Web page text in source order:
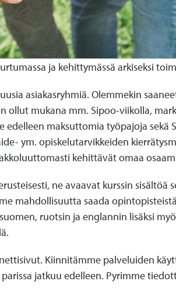
ja kehittymässä arkiseksi
asiakasryhmiä. Olemmekin
mukana mm. Sipoo-viikolla,
edelleen maksuttomia työpajoja
ym. opiskelutarvikkeiden
kehittävät omaa
ne avaavat kurssin sisältöä
mahdollisuutta saada
ruotsin ja englannin lisäksi
Kiinnitämme palveluiden
jatkuu edelleen. Pyrimme